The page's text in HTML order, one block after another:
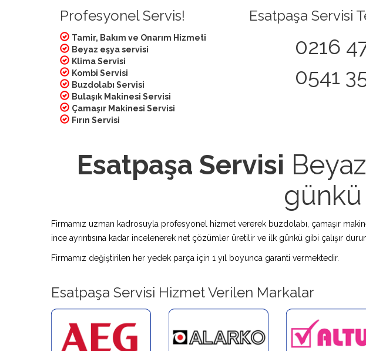
Profesyonel Servis!
Tamir, Bakım ve Onarım Hizmeti
Beyaz eşya servisi
Klima Servisi
Kombi Servisi
Buzdolabı Servisi
Bulaşık Makinesi Servisi
Çamaşır Makinesi Servisi
Fırın Servisi
Esatpaşa Servisi
0216
0541
Esatpaşa Servisi
Firmamız uzman kadrosuyla profesyonel hizmet vererek buzdolabı, çamaşır
ince ayrıntısına kadar incelenerek net çözümler üretilir ve ilk günkü gibi çalışır
Firmamız değiştirilen her yedek parça için 1 yıl boyunca garanti vermektedir.
Esatpaşa Servisi Hizmet Verilen Markalar